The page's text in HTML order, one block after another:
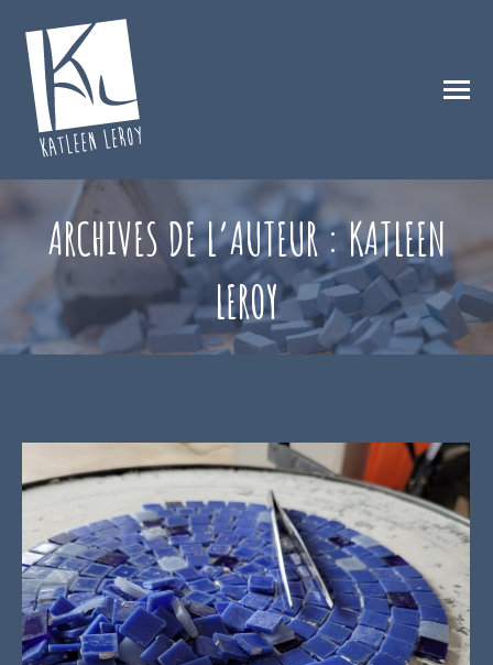
ARCHIVES DE L’AUTEUR :KATLEEN
LEROY